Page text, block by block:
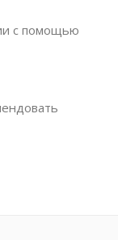
с помощью